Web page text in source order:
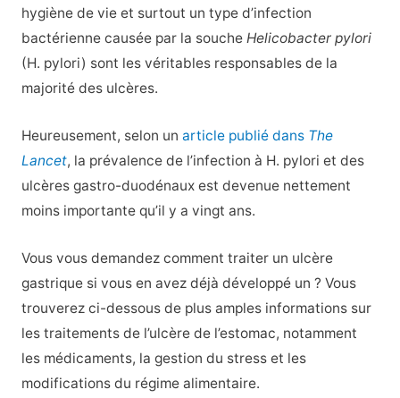
hygiène de vie et surtout un type d’infection
bactérienne causée par la souche Helicobacter pylori
(H. pylori) sont les véritables responsables de la
majorité des ulcères.
Heureusement, selon un article publié dans The
Lancet, la prévalence de l’infection à H. pylori et des
ulcères gastro-duodénaux est devenue nettement
moins importante qu’il y a vingt ans.
Vous vous demandez comment traiter un ulcère
gastrique si vous en avez déjà développé un ? Vous
trouverez ci-dessous de plus amples informations sur
les traitements de l’ulcère de l’estomac, notamment
les médicaments, la gestion du stress et les
modifications du régime alimentaire.